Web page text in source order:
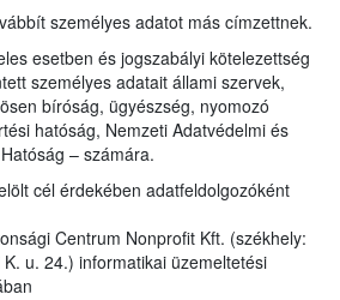
személyes adatot más címzettnek.
esetben és jogszabályi kötelezettség
személyes adatait állami szervek,
bíróság, ügyészség, nyomozó
hatóság, Nemzeti Adatvédelmi és
– számára.
cél érdekében adatfeldolgozóként
Centrum Nonprofit Kft. (székhely:
u. 24.) informatikai üzemeltetési